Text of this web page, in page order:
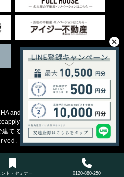
and the Google
apply.
てる自然素材の注文住宅アイジース
ント・セミナー 0120-880-250